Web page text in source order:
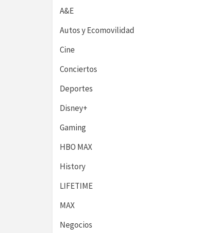
A&E
Autos y Ecomovilidad
Cine
Conciertos
Deportes
Disney+
Gaming
HBO MAX
History
LIFETIME
MAX
Negocios